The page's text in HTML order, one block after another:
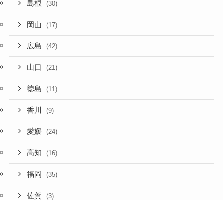
島根 (30)
岡山 (17)
広島 (42)
山口 (21)
徳島 (11)
香川 (9)
愛媛 (24)
高知 (16)
福岡 (35)
佐賀 (3)